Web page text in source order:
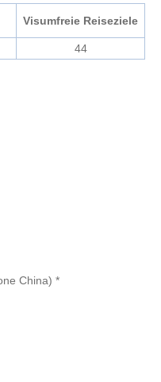
Visumfreie Reiseziele
44
China) *